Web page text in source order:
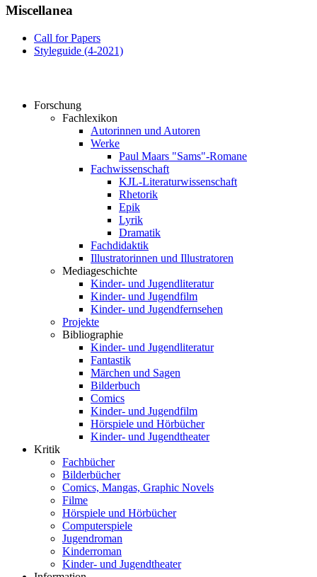
Miscellanea
Call for Papers
Styleguide (4-2021)
Forschung
Fachlexikon
Autorinnen und Autoren
Werke
Paul Maars "Sams"-Romane
Fachwissenschaft
KJL-Literaturwissenschaft
Rhetorik
Epik
Lyrik
Dramatik
Fachdidaktik
Illustratorinnen und Illustratoren
Mediageschichte
Kinder- und Jugendliteratur
Kinder- und Jugendfilm
Kinder- und Jugendfernsehen
Projekte
Bibliographie
Kinder- und Jugendliteratur
Fantastik
Märchen und Sagen
Bilderbuch
Comics
Kinder- und Jugendfilm
Hörspiele und Hörbücher
Kinder- und Jugendtheater
Kritik
Fachbücher
Bilderbücher
Comics, Mangas, Graphic Novels
Filme
Hörspiele und Hörbücher
Computerspiele
Jugendroman
Kinderroman
Kinder- und Jugendtheater